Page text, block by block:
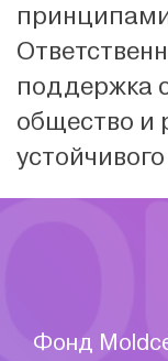
поддержка
общество и
Фонд